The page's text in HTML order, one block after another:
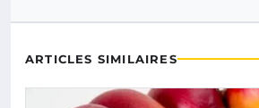
ARTICLES SIMILAIRES